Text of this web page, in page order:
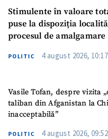
Stimulente în valoare
puse la dispoziția
procesul de
POLITIC 4 august 2026, 10:17
Vasile Tofan, despre vizita
taliban din Afganistan la
inacceptabilă”
POLITIC 4 august 2026, 09:52